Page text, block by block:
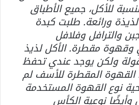
للأكل، جميع الأطباق
ورائعة. طلبت كبدة
والترافل وفلافل
مقطرة. الأكل لذيذ
ولكن يوجد عندي تحفظ
القهوة المقطرة للأسف لم
نوع القهوة المستخدمة
نوعية الكأس